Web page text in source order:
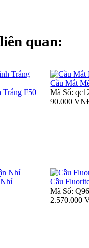
quan:
Trắng F50
Cầu Mắt
Mã Số:
90.000
Cầu
Mã Số:
2.570.000